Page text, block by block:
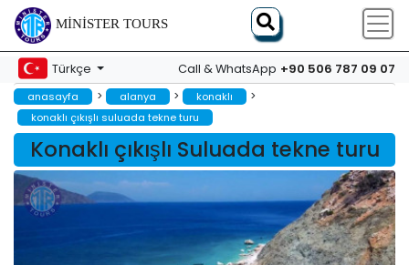
MINISTER TOURS
Türkçe Call & WhatsApp +90 506 787 09 07
anasayfa > alanya > konaklı >
konaklı çıkışlı suluada tekne turu
Konaklı çıkışlı Suluada tekne turu